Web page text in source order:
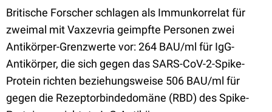
Britische Forscher schlagen als Immunkorrelat für
zweimal mit Vaxzevria geimpfte Personen zwei
Antikörper-Grenzwerte vor: 264 BAU/ml für IgG-
Antikörper, die sich gegen das SARS-CoV-2-Spike-
Protein richten beziehungsweise 506 BAU/ml für
gegen die Rezeptorbindedomäne (RBD) des Spike-